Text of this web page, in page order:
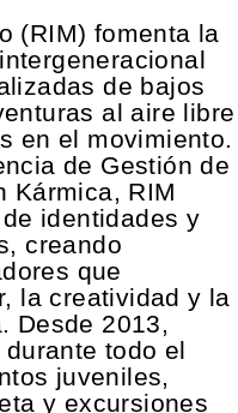
(RIM) fomenta la
de bajos
al aire libre
en el movimiento.
de Gestión de
Kármica, RIM
identidades y
creando
que
la creatividad y la
Desde 2013,
todo el
juveniles,
y excursiones